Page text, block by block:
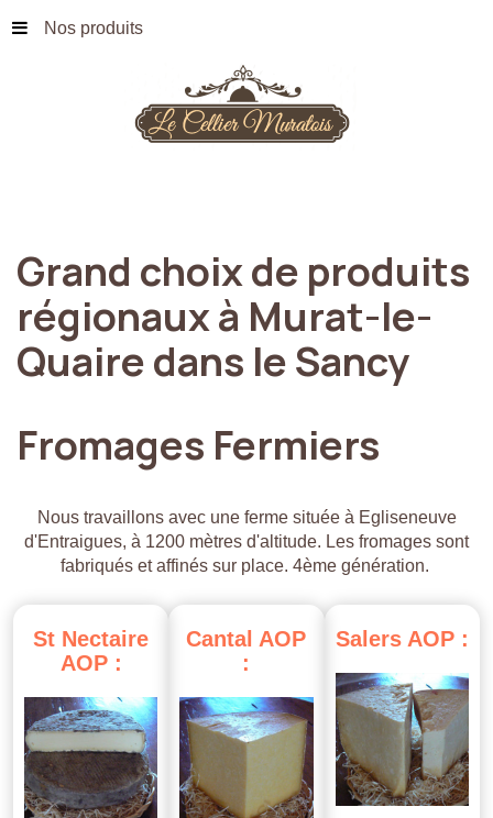
Nos produits
Grand choixde produits
régionauxà Murat-le-
Quairedans leSancy
Fromages Fermiers
Nous travaillons avec une ferme située à Egliseneuve
d'Entraigues, à 1200 mètres d'altitude. Les fromages sont
fabriqués et affinés sur place. 4ème génération.
St Nectaire
AOP :
Cantal AOP
:
Salers AOP :